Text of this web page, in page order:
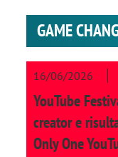
GAME
16/06/2026
YouTube
creator e
Only One